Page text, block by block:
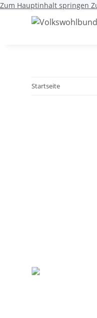
Zum Hauptinhalt springen
Startseite